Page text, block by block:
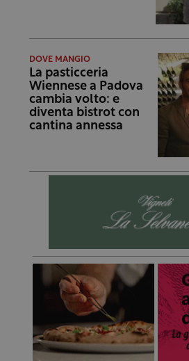
DOVE MANGIO
La pasticceria
Wiennese a Padova
cambia volto: e
diventa bistrot con
cantina annessa